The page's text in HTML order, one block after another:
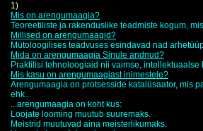
1)
Mis on arengumaagia?
Teoreetiliste ja rakenduslike teadmiste kogum,
Millised on arengumaagid?
Mütoloogilises teadvuses esindavad nad
Mida on arengumaagia Sinule andnud?
Praktilisi tehnoloogiaid nii vaimse,
Mis kasu on arengumaagiast inimestele?
Arengumaagia on protsesside katalüsaator, mis
ehk...
...arengumaagia on koht kus:
Loojate looming muutub suuremaks.
Meistrid muutuvad aina meisterlikumaks.